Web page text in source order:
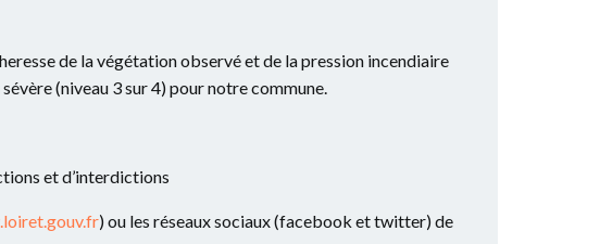
de la végétation observé et de la pression incendiaire
(niveau 3 sur 4) pour notre commune.
et d’interdictions
) ou les réseaux sociaux (facebook et twitter) de